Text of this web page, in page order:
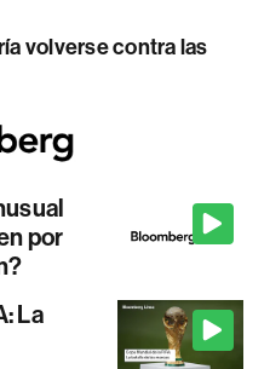
volverse contra las
por
La